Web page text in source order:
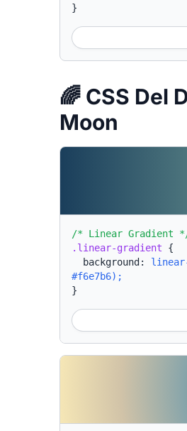
}
🌈 CSS Del
Moon
/* Linear Gradient
.linear-gradient {
background:
#f6e7b6);
}